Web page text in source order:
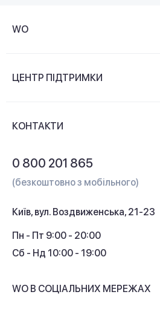
WO
Контакти
ЦЕНТР ПІДТРИМКИ
Кешбек
КОНТАКТИ
0 800 201 865
(безкоштовно з мобільного)
Київ, вул. Воздвиженська, 21-23
Пн - Пт 9:00 - 20:00
Сб - Нд 10:00 - 19:00
WO В СОЦІАЛЬНИХ МЕРЕЖАХ